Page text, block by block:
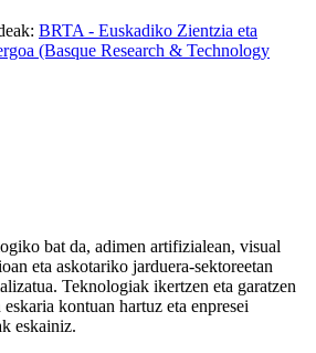
: BRTA - Euskadiko Zientzia eta
(Basque Research & Technology
bat da, adimen artifizialean, visual
eta askotariko jarduera-sektoreetan
Teknologiak ikertzen eta garatzen
kontuan hartuz eta enpresei
eskainiz.